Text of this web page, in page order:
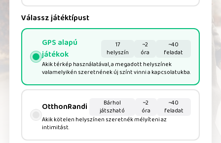
Válassz játéktípust
GPS alapú
játékok
17
helyszín
~2
óra
~40
feladat
Akik térkép használatával, a megadott helyszínek
valamelyikén szeretnének új színt vinni a kapcsolatukba.
OtthonRandi
Bárhol
játszható
~2
óra
~40
feladat
Akik kötelen helyszínen szeretnék mélyíteni az
intimitást.